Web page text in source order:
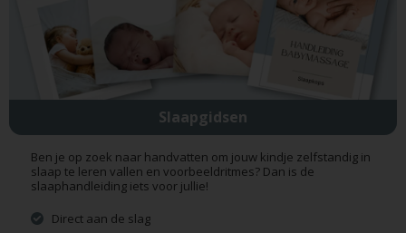
Slaapgidsen
Ben je op zoek naar handvatten om jouw kindje zelfstandig in
slaap te leren vallen en voorbeeldritmes? Dan is de
slaaphandleiding iets voor jullie!
Direct aan de slag